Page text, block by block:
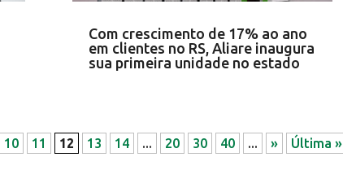
Com crescimento de 17% ao ano
em clientes no RS, Aliare inaugura
sua primeira unidade no estado
10 11 12 13 14 ... 20 30 40 ... » Última »